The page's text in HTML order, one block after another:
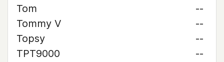
Tom
--
Tommy V
--
Topsy
--
TPT9000
--